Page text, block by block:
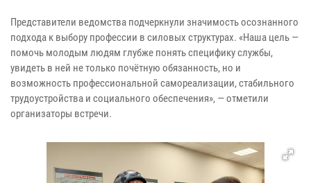
Представители ведомства подчеркнули значимость осознанного
подхода к выбору профессии в силовых структурах. «Наша цель —
помочь молодым людям глубже понять специфику службы,
увидеть в ней не только почётную обязанность, но и
возможность профессиональной самореализации, стабильного
трудоустройства и социального обеспечения», — отметили
организаторы встречи.